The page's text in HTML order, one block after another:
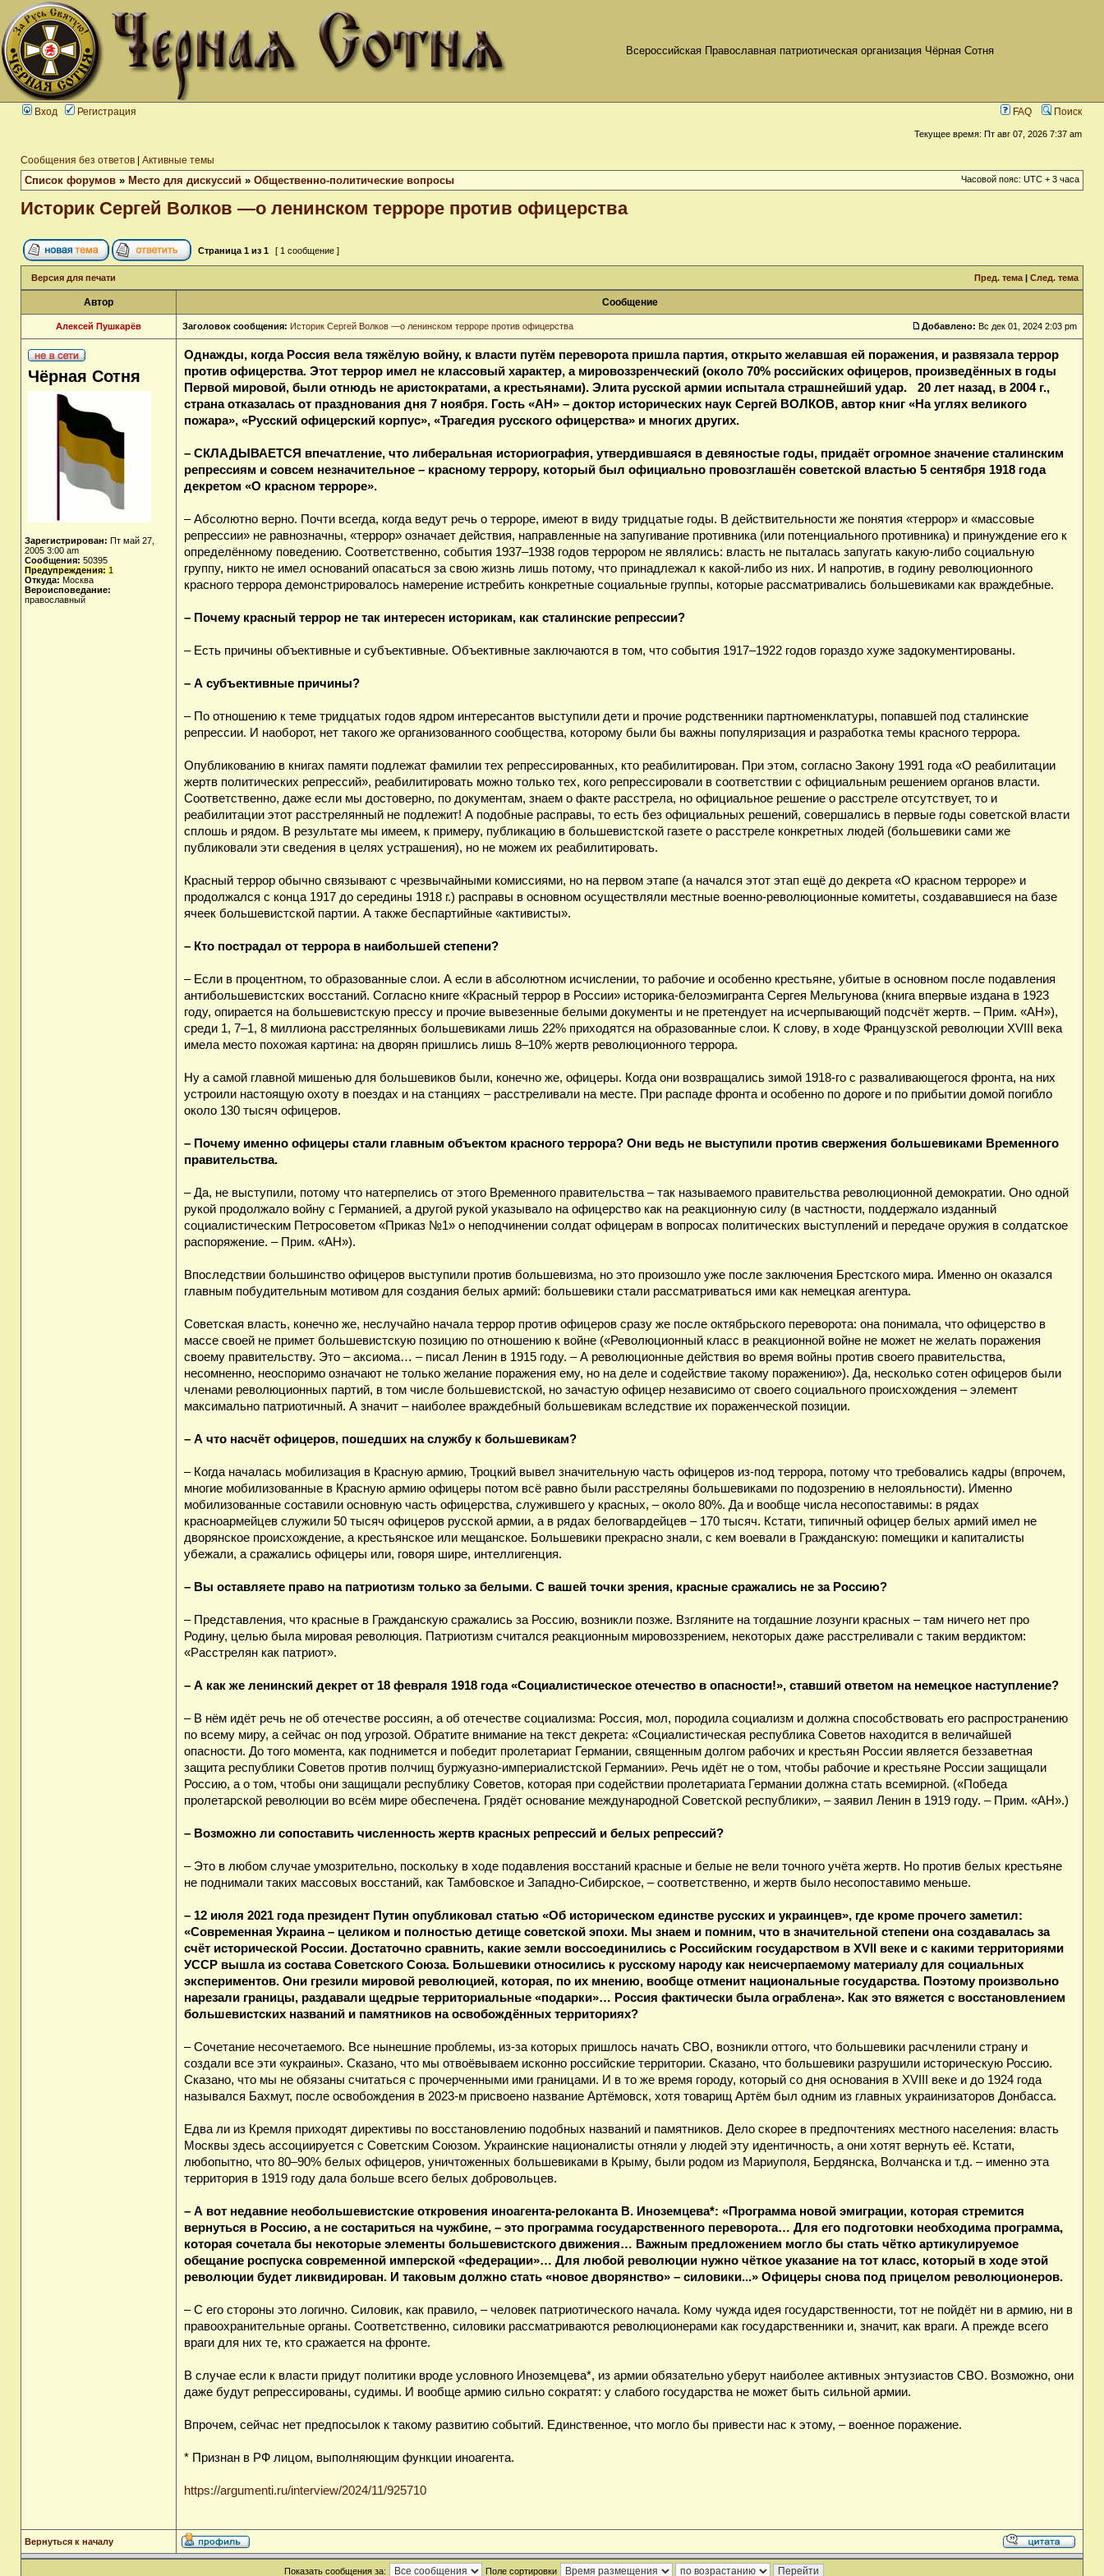
Всероссийская Православная патриотическая организация Чёрная Сотня
Вход Регистрация FAQ Поиск
Текущее время: Пт авг 07, 2026 7:37 am
Сообщения без ответов Активные темы
Список форумов » Место для дискуссий » Общественно-политические вопросы Часовой пояс: UTC + 3 часа
Историк Сергей Волков —о ленинском терроре против офицерства
Страница 1 из 1 [ 1 сообщение ]
Версия для печати Пред. тема | След. тема
Автор Сообщение
Алексей Пушкарёв Заголовок сообщения: Историк Сергей Волков —о ленинском терроре против офицерства Добавлено: Вс дек 01, 2024 2:03 pm
Чёрная Сотня
Зарегистрирован: Пт май 27,
2005 3:00 am
Сообщения: 50395
Предупреждения: 1
Откуда: Москва
Вероисповедание:
православный
Однажды, когда Россия вела тяжёлую войну, к власти путём переворота пришла партия, открыто желавшая ей поражения, и развязала террор
против офицерства. Этот террор имел не классовый характер, а мировоззренческий (около 70% российских офицеров, произведённых в годы
Первой мировой, были отнюдь не аристократами, а крестьянами). Элита русской армии испытала страшнейший удар. 20 лет назад, в 2004 г.,
страна отказалась от празднования дня 7 ноября. Гость «АН» – доктор исторических наук Сергей ВОЛКОВ, автор книг «На углях великого
пожара», «Русский офицерский корпус», «Трагедия русского офицерства» и многих других.
– СКЛАДЫВАЕТСЯ впечатление, что либеральная историография, утвердившаяся в девяностые годы, придаёт огромное значение сталинским
репрессиям и совсем незначительное – красному террору, который был официально провозглашён советской властью 5 сентября 1918 года
декретом «О красном терроре».
– Абсолютно верно. Почти всегда, когда ведут речь о терроре, имеют в виду тридцатые годы. В действительности же понятия «террор» и «массовые
репрессии» не равнозначны, «террор» означает действия, направленные на запугивание противника (или потенциального противника) и принуждение его к
определённому поведению. Соответственно, события 1937–1938 годов террором не являлись: власть не пыталась запугать какую-либо социальную
группу, никто не имел оснований опасаться за свою жизнь лишь потому, что принадлежал к какой-либо из них. И напротив, в годину революционного
красного террора демонстрировалось намерение истребить конкретные социальные группы, которые рассматривались большевиками как враждебные.
– Почему красный террор не так интересен историкам, как сталинские репрессии?
– Есть причины объективные и субъективные. Объективные заключаются в том, что события 1917–1922 годов гораздо хуже задокументированы.
– А субъективные причины?
– По отношению к теме тридцатых годов ядром интересантов выступили дети и прочие родственники партноменклатуры, попавшей под сталинские
репрессии. И наоборот, нет такого же организованного сообщества, которому были бы важны популяризация и разработка темы красного террора.
Опубликованию в книгах памяти подлежат фамилии тех репрессированных, кто реабилитирован. При этом, согласно Закону 1991 года «О реабилитации
жертв политических репрессий», реабилитировать можно только тех, кого репрессировали в соответствии с официальным решением органов власти.
Соответственно, даже если мы достоверно, по документам, знаем о факте расстрела, но официальное решение о расстреле отсутствует, то и
реабилитации этот расстрелянный не подлежит! А подобные расправы, то есть без официальных решений, совершались в первые годы советской власти
сплошь и рядом. В результате мы имеем, к примеру, публикацию в большевистской газете о расстреле конкретных людей (большевики сами же
публиковали эти сведения в целях устрашения), но не можем их реабилитировать.
Красный террор обычно связывают с чрезвычайными комиссиями, но на первом этапе (а начался этот этап ещё до декрета «О красном терроре» и
продолжался с конца 1917 до середины 1918 г.) расправы в основном осуществляли местные военно-революционные комитеты, создававшиеся на базе
ячеек большевистской партии. А также беспартийные «активисты».
– Кто пострадал от террора в наибольшей степени?
– Если в процентном, то образованные слои. А если в абсолютном исчислении, то рабочие и особенно крестьяне, убитые в основном после подавления
антибольшевистских восстаний. Согласно книге «Красный террор в России» историка-белоэмигранта Сергея Мельгунова (книга впервые издана в 1923
году, опирается на большевистскую прессу и прочие вывезенные белыми документы и не претендует на исчерпывающий подсчёт жертв. – Прим. «АН»),
среди 1, 7–1, 8 миллиона расстрелянных большевиками лишь 22% приходятся на образованные слои. К слову, в ходе Французской революции XVIII века
имела место похожая картина: на дворян пришлись лишь 8–10% жертв революционного террора.
Ну а самой главной мишенью для большевиков были, конечно же, офицеры. Когда они возвращались зимой 1918-го с разваливающегося фронта, на них
устроили настоящую охоту в поездах и на станциях – расстреливали на месте. При распаде фронта и особенно по дороге и по прибытии домой погибло
около 130 тысяч офицеров.
– Почему именно офицеры стали главным объектом красного террора? Они ведь не выступили против свержения большевиками Временного
правительства.
– Да, не выступили, потому что натерпелись от этого Временного правительства – так называемого правительства революционной демократии. Оно одной
рукой продолжало войну с Германией, а другой рукой указывало на офицерство как на реакционную силу (в частности, поддержало изданный
социалистическим Петросоветом «Приказ №1» о неподчинении солдат офицерам в вопросах политических выступлений и передаче оружия в солдатское
распоряжение. – Прим. «АН»).
Впоследствии большинство офицеров выступили против большевизма, но это произошло уже после заключения Брестского мира. Именно он оказался
главным побудительным мотивом для создания белых армий: большевики стали рассматриваться ими как немецкая агентура.
Советская власть, конечно же, неслучайно начала террор против офицеров сразу же после октябрьского переворота: она понимала, что офицерство в
массе своей не примет большевистскую позицию по отношению к войне («Революционный класс в реакционной войне не может не желать поражения
своему правительству. Это – аксиома… – писал Ленин в 1915 году. – А революционные действия во время войны против своего правительства,
несомненно, неоспоримо означают не только желание поражения ему, но на деле и содействие такому поражению»). Да, несколько сотен офицеров были
членами революционных партий, в том числе большевистской, но зачастую офицер независимо от своего социального происхождения – элемент
максимально патриотичный. А значит – наиболее враждебный большевикам вследствие их пораженческой позиции.
– А что насчёт офицеров, пошедших на службу к большевикам?
– Когда началась мобилизация в Красную армию, Троцкий вывел значительную часть офицеров из-под террора, потому что требовались кадры (впрочем,
многие мобилизованные в Красную армию офицеры потом всё равно были расстреляны большевиками по подозрению в нелояльности). Именно
мобилизованные составили основную часть офицерства, служившего у красных, – около 80%. Да и вообще числа несопоставимы: в рядах
красноармейцев служили 50 тысяч офицеров русской армии, а в рядах белогвардейцев – 170 тысяч. Кстати, типичный офицер белых армий имел не
дворянское происхождение, а крестьянское или мещанское. Большевики прекрасно знали, с кем воевали в Гражданскую: помещики и капиталисты
убежали, а сражались офицеры или, говоря шире, интеллигенция.
– Вы оставляете право на патриотизм только за белыми. С вашей точки зрения, красные сражались не за Россию?
– Представления, что красные в Гражданскую сражались за Россию, возникли позже. Взгляните на тогдашние лозунги красных – там ничего нет про
Родину, целью была мировая революция. Патриотизм считался реакционным мировоззрением, некоторых даже расстреливали с таким вердиктом:
«Расстрелян как патриот».
– А как же ленинский декрет от 18 февраля 1918 года «Социалистическое отечество в опасности!», ставший ответом на немецкое наступление?
– В нём идёт речь не об отечестве россиян, а об отечестве социализма: Россия, мол, породила социализм и должна способствовать его распространению
по всему миру, а сейчас он под угрозой. Обратите внимание на текст декрета: «Социалистическая республика Советов находится в величайшей
опасности. До того момента, как поднимется и победит пролетариат Германии, священным долгом рабочих и крестьян России является беззаветная
защита республики Советов против полчищ буржуазно-империалистской Германии». Речь идёт не о том, чтобы рабочие и крестьяне России защищали
Россию, а о том, чтобы они защищали республику Советов, которая при содействии пролетариата Германии должна стать всемирной. («Победа
пролетарской революции во всём мире обеспечена. Грядёт основание международной Советской республики», – заявил Ленин в 1919 году. – Прим. «АН».)
– Возможно ли сопоставить численность жертв красных репрессий и белых репрессий?
– Это в любом случае умозрительно, поскольку в ходе подавления восстаний красные и белые не вели точного учёта жертв. Но против белых крестьяне
не поднимали таких массовых восстаний, как Тамбовское и Западно-Сибирское, – соответственно, и жертв было несопоставимо меньше.
– 12 июля 2021 года президент Путин опубликовал статью «Об историческом единстве русских и украинцев», где кроме прочего заметил:
«Современная Украина – целиком и полностью детище советской эпохи. Мы знаем и помним, что в значительной степени она создавалась за
счёт исторической России. Достаточно сравнить, какие земли воссоединились с Российским государством в XVII веке и с какими территориями
УССР вышла из состава Советского Союза. Большевики относились к русскому народу как неисчерпаемому материалу для социальных
экспериментов. Они грезили мировой революцией, которая, по их мнению, вообще отменит национальные государства. Поэтому произвольно
нарезали границы, раздавали щедрые территориальные «подарки»… Россия фактически была ограблена». Как это вяжется с восстановлением
большевистских названий и памятников на освобождённых территориях?
– Сочетание несочетаемого. Все нынешние проблемы, из-за которых пришлось начать СВО, возникли оттого, что большевики расчленили страну и
создали все эти «украины». Сказано, что мы отвоёвываем исконно российские территории. Сказано, что большевики разрушили историческую Россию.
Сказано, что мы не обязаны считаться с прочерченными ими границами. И в то же время городу, который со дня основания в XVIII веке и до 1924 года
назывался Бахмут, после освобождения в 2023-м присвоено название Артёмовск, хотя товарищ Артём был одним из главных украинизаторов Донбасса.
Едва ли из Кремля приходят директивы по восстановлению подобных названий и памятников. Дело скорее в предпочтениях местного населения: власть
Москвы здесь ассоциируется с Советским Союзом. Украинские националисты отняли у людей эту идентичность, а они хотят вернуть её. Кстати,
любопытно, что 80–90% белых офицеров, уничтоженных большевиками в Крыму, были родом из Мариуполя, Бердянска, Волчанска и т.д. – именно эта
территория в 1919 году дала больше всего белых добровольцев.
– А вот недавние необольшевистские откровения иноагента-релоканта В. Иноземцева*: «Программа новой эмиграции, которая стремится
вернуться в Россию, а не состариться на чужбине, – это программа государственного переворота… Для его подготовки необходима программа,
которая сочетала бы некоторые элементы большевистского движения… Важным предложением могло бы стать чётко артикулируемое
обещание роспуска современной имперской «федерации»… Для любой революции нужно чёткое указание на тот класс, который в ходе этой
революции будет ликвидирован. И таковым должно стать «новое дворянство» – силовики...» Офицеры снова под прицелом революционеров.
– С его стороны это логично. Силовик, как правило, – человек патриотического начала. Кому чужда идея государственности, тот не пойдёт ни в армию, ни в
правоохранительные органы. Соответственно, силовики рассматриваются революционерами как государственники и, значит, как враги. А прежде всего
враги для них те, кто сражается на фронте.
В случае если к власти придут политики вроде условного Иноземцева*, из армии обязательно уберут наиболее активных энтузиастов СВО. Возможно, они
даже будут репрессированы, судимы. И вообще армию сильно сократят: у слабого государства не может быть сильной армии.
Впрочем, сейчас нет предпосылок к такому развитию событий. Единственное, что могло бы привести нас к этому, – военное поражение.
* Признан в РФ лицом, выполняющим функции иноагента.
https://argumenti.ru/interview/2024/11/925710
Вернуться к началу
Показать сообщения за: Поле сортировки